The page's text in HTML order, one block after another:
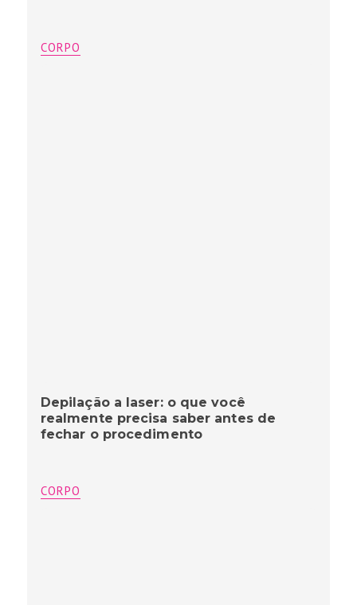
CORPO
Depilação a laser: o que você
realmente precisa saber antes de
fechar o procedimento
CORPO